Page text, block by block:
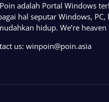
adalah Portal Windows
hal seputar Windows,
hidup. We’re
us: winpoin@poin.asia